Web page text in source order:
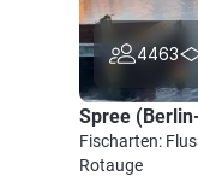
4463
Spree
Fischarten:
Rotauge